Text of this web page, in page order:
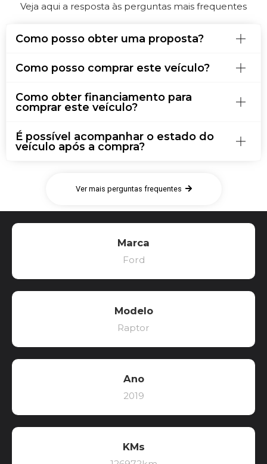
Veja aqui a resposta às perguntas mais frequentes
Como posso obter uma proposta?
Como posso comprar este veículo?
Como obter financiamento para
comprar este veículo?
É possível acompanhar o estado do
veículo após a compra?
Ver mais perguntas frequentes
Marca
Ford
Modelo
Raptor
Ano
2019
KMs